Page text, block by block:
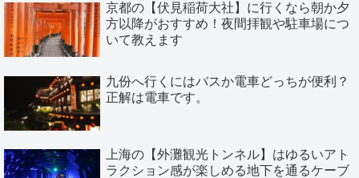
京都の【伏見稲荷大社】に行くなら朝か夕
方以降がおすすめ！夜間拝観や駐車場につ
いて教えます
九份へ行くにはバスか電車どっちが便利？
正解は電車です。
上海の【外灘観光トンネル】はゆるいアト
ラクション感が楽しめる地下を通るケーブ